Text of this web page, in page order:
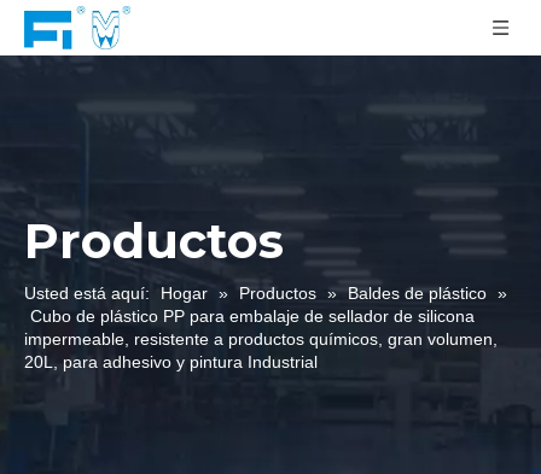
Productos
Usted está aquí: Hogar » Productos » Baldes de plástico »
Cubo de plástico PP para embalaje de sellador de silicona
impermeable, resistente a productos químicos, gran volumen,
20L, para adhesivo y pintura Industrial